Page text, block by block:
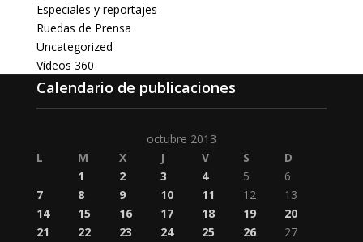
Especiales y reportajes
Ruedas de Prensa
Uncategorized
Vídeos 360
Calendario de publicaciones
octubre 2013
L
M X J V S
D
1
2 3 4 5
6
7
8 9 10 11 12
13
14
15 16 17 18 19
20
21
22 23 24 25 26
27